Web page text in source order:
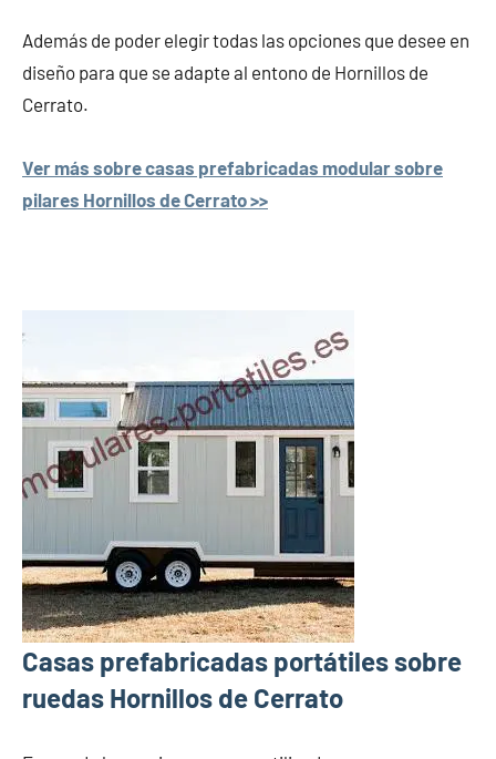
Además de poder elegir todas las opciones que desee en
diseño para que se adapte al entono de Hornillos de
Cerrato.
Ver más sobre casas prefabricadas modular sobre
pilares Hornillos de Cerrato >>
Casas prefabricadas portátiles sobre
ruedas Hornillos de Cerrato